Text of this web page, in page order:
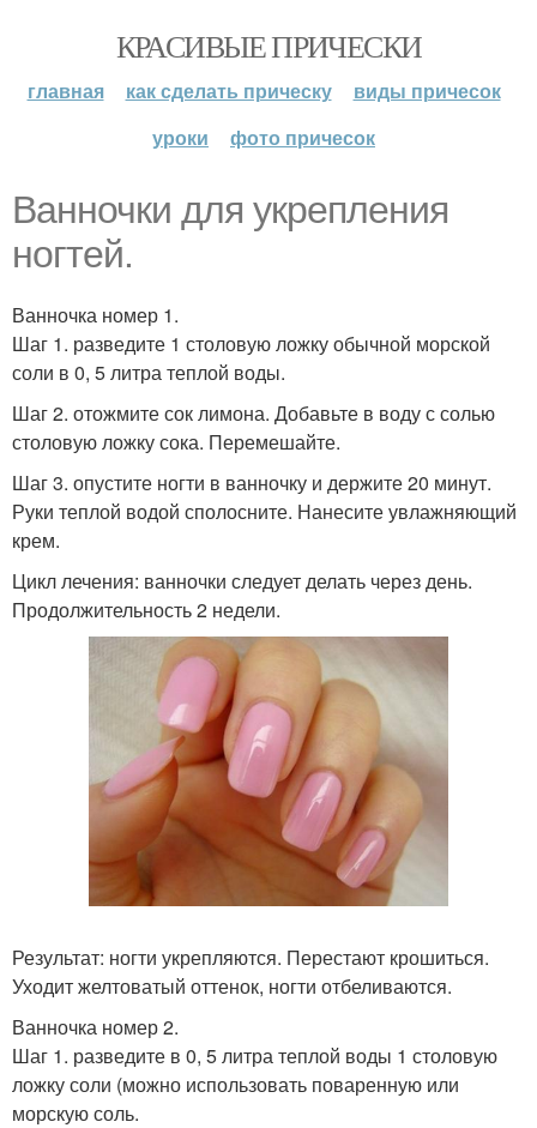
КРАСИВЫЕ ПРИЧЕСКИ
главная как сделать прическу
виды причесок
уроки
фото причесок
Ванночки для укрепления
ногтей.
Ванночка номер 1.
Шаг 1. разведите 1 столовую ложку обычной морской
соли в 0, 5 литра теплой воды.
Шаг 2. отожмите сок лимона. Добавьте в воду с солью
столовую ложку сока. Перемешайте.
Шаг 3. опустите ногти в ванночку и держите 20 минут.
Руки теплой водой сполосните. Нанесите увлажняющий
крем.
Цикл лечения: ванночки следует делать через день.
Продолжительность 2 недели.
Результат: ногти укрепляются. Перестают крошиться.
Уходит желтоватый оттенок, ногти отбеливаются.
Ванночка номер 2.
Шаг 1. разведите в 0, 5 литра теплой воды 1 столовую
ложку соли (можно использовать поваренную или
морскую соль.